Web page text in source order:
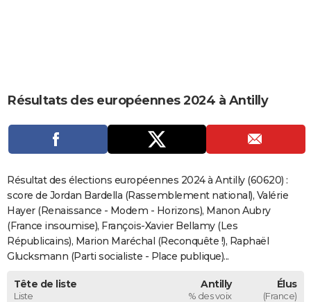
CARTE DE VOEUX
Carte de Noël
Carte Bonne année
Carte Saint-Valentin
Carte Pâques
Carte d'anniversaire
DICTIONNAIRE
Dictionnaire
Biographies
Citations
Expressions
Proverbes
PROGRAMME TV
COPAINS D'AVANT
S'inscrire
Se connecter
Lycées
Collèges
Primaires
Universités
Entreprises
Service militaire
Avis de recherche
AVIS DE DÉCÈS
FORUM
Résultats des européennes 2024 à Antilly
Résultat des élections européennes 2024 à Antilly (60620) :
score de Jordan Bardella (Rassemblement national), Valérie
Hayer (Renaissance - Modem - Horizons), Manon Aubry
(France insoumise), François-Xavier Bellamy (Les
Républicains), Marion Maréchal (Reconquête !), Raphaël
Glucksmann (Parti socialiste - Place publique)...
Tête de liste
Liste
Antilly
% des voix
Élus
(France)